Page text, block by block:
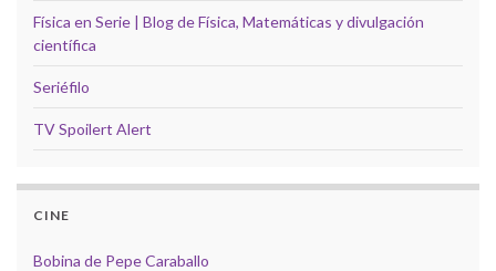
Física en Serie | Blog de Física, Matemáticas y divulgación
científica
Seriéfilo
TV Spoilert Alert
CINE
Bobina de Pepe Caraballo